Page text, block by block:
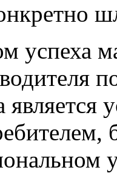
успеха
является